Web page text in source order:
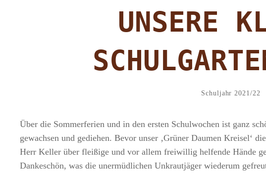
UNSERE
Categories
Schuljahr 2021/22
Über die Sommerferien und in den ersten Schulwochen ist ganz
gewachsen und gediehen. Bevor unser ‚Grüner Daumen Kreisel‘
Herr Keller über fleißige und vor allem freiwillig helfende Hände
Dankeschön, was die unermüdlichen Unkrautjäger wiederum